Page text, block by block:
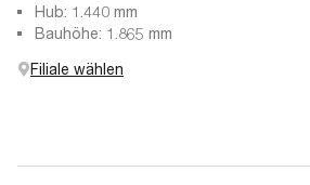
Hub: 1.440 mm
Bauhöhe: 1.865 mm
Filiale wählen